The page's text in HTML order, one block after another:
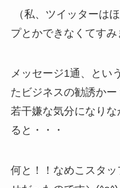
（私、ツイッターは
プとかできなくてすみ
メッセージ1通、とい
たビジネスの勧誘か
若干嫌な気分になり
ると・・・
何と！！なめこスタ